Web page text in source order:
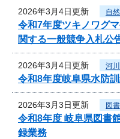
2026年3月4日更新 自
令和7年度ツキノワグ
関する一般競争入札公
2026年3月4日更新 河
令和8年度岐阜県水防
2026年3月3日更新 図
令和8年度 岐阜県図書
録業務